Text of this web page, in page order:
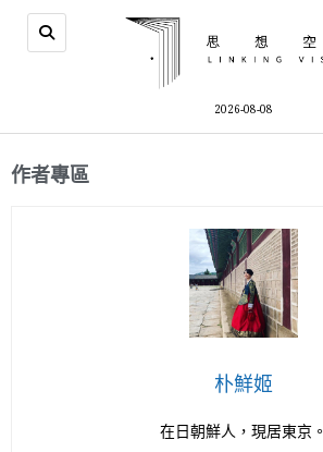
2026-08-08
作者專區
朴鮮姬
在日朝鮮人，現居東京。